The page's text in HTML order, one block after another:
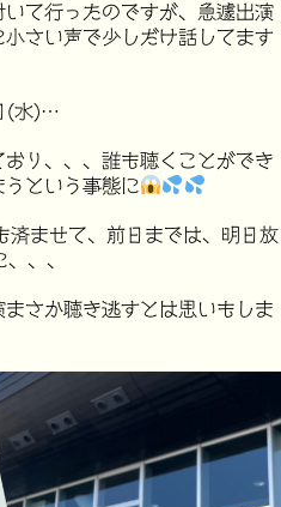
て行ったのですが、急遽出演
さい声で少しだけ話してます
(水)…
り、、、誰も聴くことができ
という事態に
済ませて、前日までは、明日放
、、
さか聴き逃すとは思いもしま